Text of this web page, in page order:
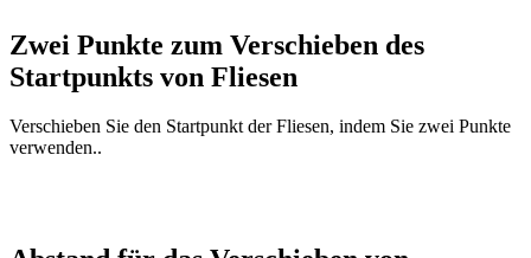
Zwei Punkte zum Verschieben des
Startpunkts von Fliesen
Verschieben Sie den Startpunkt der Fliesen, indem Sie zwei Punkte
verwenden..